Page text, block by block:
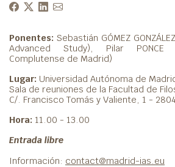
Ponentes: Sebastián GÓMEZ
Advanced Study), Pilar PONCE
Complutense de Madrid)
Lugar: Universidad Autónoma de
Sala de reuniones de la Facultad de
C/. Francisco Tomás y Valiente, 1 -
Hora: 11.00 - 13.00
Entrada libre
Información: contact@madrid-ias.eu